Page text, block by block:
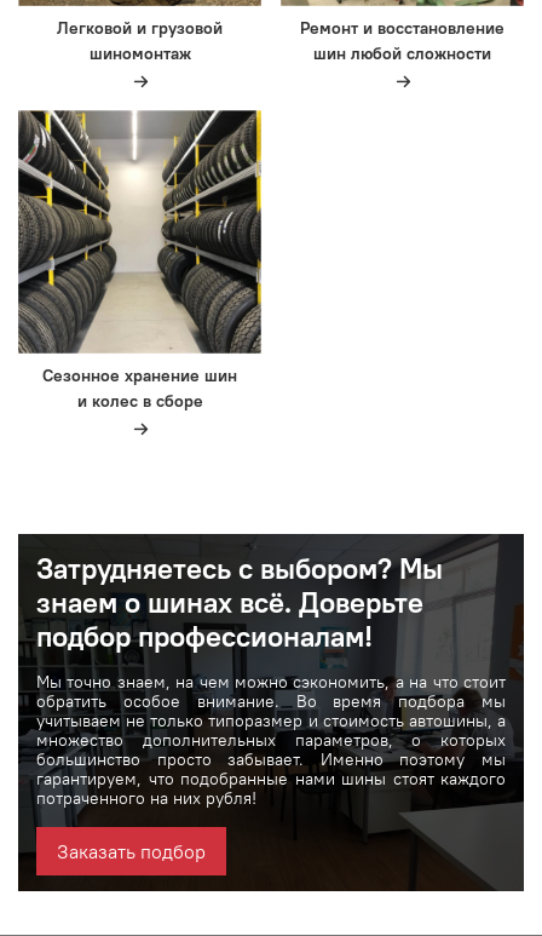
Легковой и грузовой
шиномонтаж
Ремонт и восстановление
шин любой сложности
Сезонное хранение шин
и колес в сборе
Затрудняетесь с выбором? Мы
знаем о шинах вcё. Доверьте
подбор профессионалам!
Мы точно знаем, на чем можно сэкономить, а на что стоит
обратить особое внимание. Во время подбора мы
учитываем не только типоразмер и стоимость автошины, а
множество дополнительных параметров, о которых
большинство просто забывает. Именно поэтому мы
гарантируем, что подобранные нами шины стоят каждого
потраченного на них рубля!
Заказать подбор